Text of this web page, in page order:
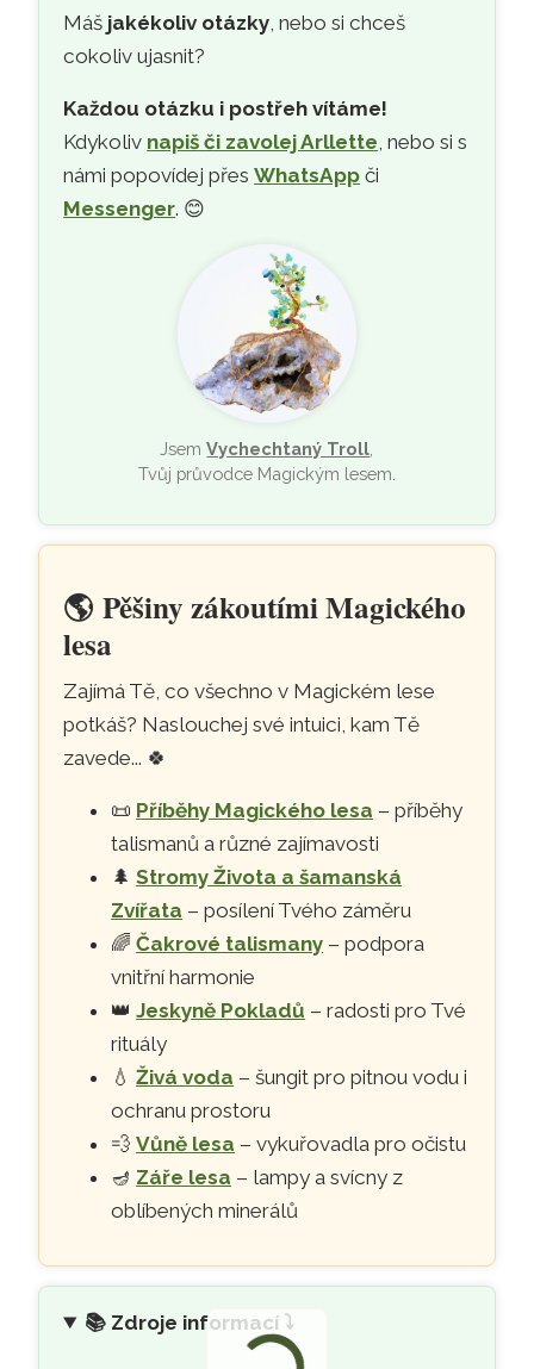
Máš jakékoliv otázky, nebo si chceš
cokoliv ujasnit?
Každou otázku i postřeh vítáme!
Kdykoliv napiš či zavolej Arllette, nebo si s
námi popovídej přesWhatsApp či
Messenger. 😊
JsemVychechtaný Troll
Tvůj průvodce Magickým lesem.
🌎Pěšiny zákoutími Magického
lesa
Zajímá Tě, co všechno v Magickém lese
potkáš? Naslouchej své intuici, kam Tě
zavede... 🍀
📜 Příběhy Magického lesa – příběhy
talismanů a různé zajímavosti
🌲Stromy Života a šamanská
Zvířata – posílení Tvého záměru
🌈Čakrové talismany – podpora
vnitřní harmonie
👑Jeskyně Pokladů – radosti pro Tvé
rituály
💧Živá voda – šungit pro pitnou vodu i
ochranu prostoru
💨Vůně lesa – vykuřovadla pro očistu
🪔 Záře lesa – lampy a svícny z
oblíbených minerálů
📚 Zdroje informací ⤵️